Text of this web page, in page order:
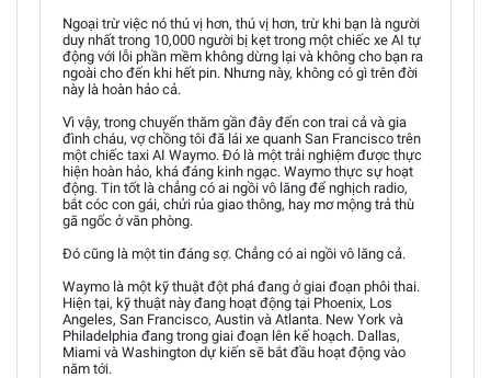
Ngoại trừ việc nó thú vị hơn, thú vị hơn, trừ khi bạn là người
duy nhất trong 10,000 người bị kẹt trong một chiếc xe AI tự
động với lỗi phần mềm không dừng lại và không cho bạn ra
ngoài cho đến khi hết pin. Nhưng này, không có gì trên đời
này là hoàn hảo cả.
Vì vậy, trong chuyến thăm gần đây đến con trai cả và gia
đình cháu, vợ chồng tôi đã lái xe quanh San Francisco trên
một chiếc taxi AI Waymo. Đó là một trải nghiệm được thực
hiện hoàn hảo, khá đáng kinh ngạc. Waymo thực sự hoạt
động. Tin tốt là chẳng có ai ngồi vô lăng để nghịch radio,
bắt cóc con gái, chửi rủa giao thông, hay mơ mộng trả thù
gã ngốc ở văn phòng.
Đó cũng là một tin đáng sợ. Chẳng có ai ngồi vô lăng cả.
Waymo là một kỹ thuật đột phá đang ở giai đoạn phôi thai.
Hiện tại, kỹ thuật này đang hoạt động tại Phoenix, Los
Angeles, San Francisco, Austin và Atlanta. New York và
Philadelphia đang trong giai đoạn lên kế hoạch. Dallas,
Miami và Washington dự kiến sẽ bắt đầu hoạt động vào
năm tới.